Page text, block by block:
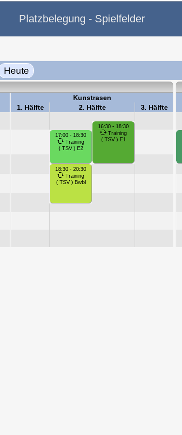
Platzbelegung - Spielfelder
Heute
Kunstrasen
1. Hälfte 2. Hälfte 3. Hälfte
16:30 - 18:30
Training
( TSV ) E1
17:00 - 18:30
Training
( TSV ) E2
18:30 - 20:30
Training
( TSV ) Bwbl